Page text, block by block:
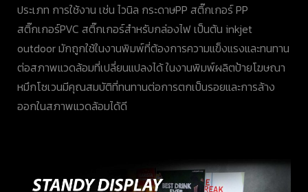
ประเภท การใช้งาน เช่น ไวนิล กระดาษPP สติ๊กเกอร์ PP
สติ๊กเกอร์PVC สติ๊กเกอร์สำหรับกล่องไฟ เป็นต้น inkjet
outdoor มักถูกใช้ในงานพิมพ์ที่ต้องการความแข็งแรงและทนทาน
ต่อสภาพแวดล้อมที่เปลี่ยนแปลงได้ ในงานพิมพ์ผลิตป้ายโฆษณา
หมึกโซเวนมีคุณสมบัติที่ทนทานต่อการตกเป็นรอยและการล้าง
ออกในสภาพแวดล้อมได้ดี